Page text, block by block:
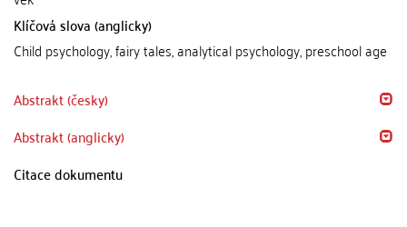
Klíčová slova (anglicky)
Child psychology, fairy tales, analytical psychology, preschool age
Abstrakt (česky)
Abstrakt (anglicky)
Citace dokumentu